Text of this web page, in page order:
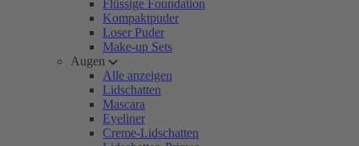
Flüssige Foundation
Kompaktpuder
Loser Puder
Make-up Sets
Augen
Alle anzeigen
Lidschatten
Mascara
Eyeliner
Creme-Lidschatten